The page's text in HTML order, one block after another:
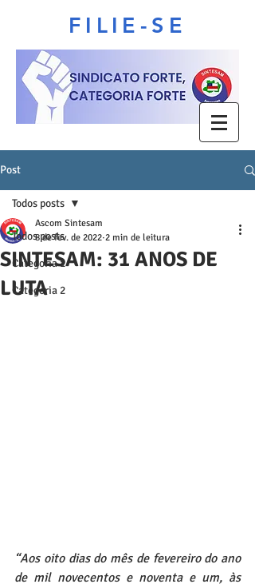
FILIE-SE
Post
Todos posts
Categoria 1
Categoria 2
Todos posts
SINTESAM: 31 ANOS DE
LUTA
Ascom Sintesam
8 de fev. de 2022 2 min de leitura
“Aos oito dias do mês de fevereiro do ano
de mil novecentos e noventa e um, às